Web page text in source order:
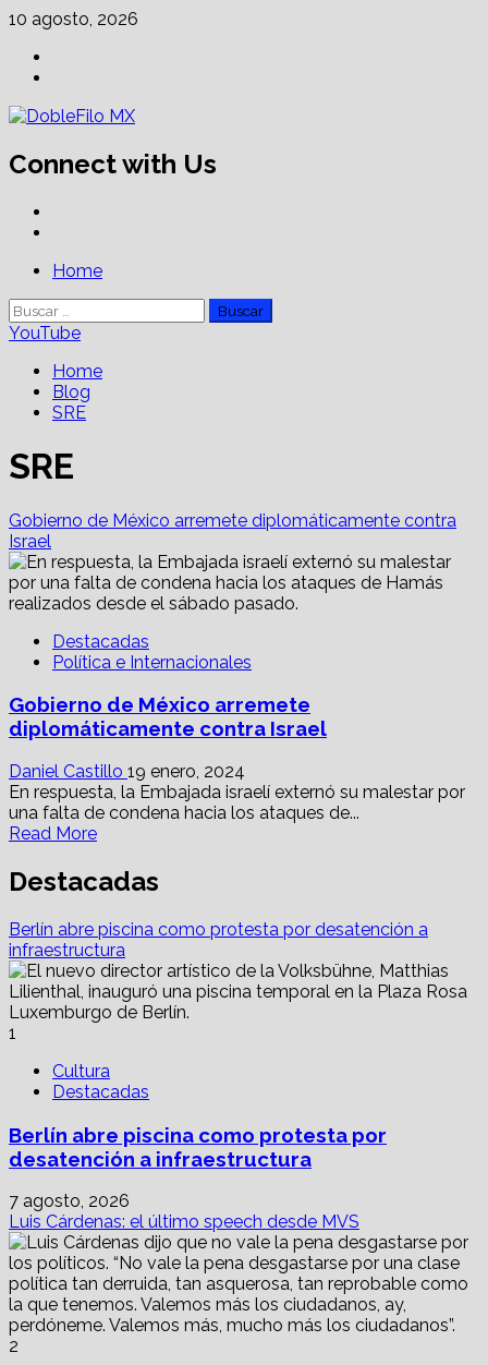
Skip
content
10 agosto, 2026
Connect with Us
PrimaryHome
Buscar:
YouTube
Home
Blog
SRE
SRE
Gobierno de México arremete diplomáticamente contra
Israel
Destacadas
Política e Internacionales
Gobierno de México arremete
diplomáticamente contra Israel
Daniel Castillo 19 enero, 2024
En respuesta, la Embajada israelí externó su malestar por
una falta de condena hacia los ataques de...
Read MoreRead
about
Gobierno
México
arremete
diplomáticamente
contra
Israel
Destacadas
Berlín abre piscina como protesta por desatención a
infraestructura
1
Cultura
Destacadas
Berlín abre piscina como protesta por
desatención a infraestructura
7 agosto, 2026
Luis Cárdenas: el último speech desde MVS
2